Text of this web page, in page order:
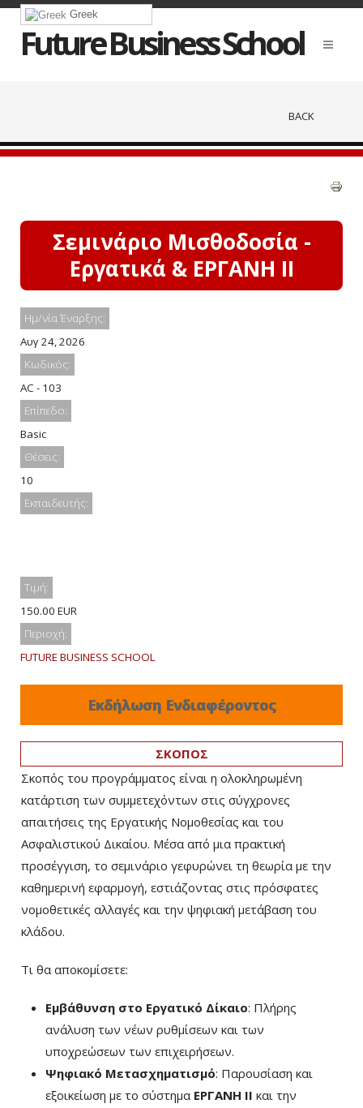
Greek
Future Business School
BACK
Σεμινάριο Μισθοδοσία -
Εργατικά & ΕΡΓΑΝΗ ΙΙ
Ημ/νία Έναρξης:
Αυγ 24, 2026
Κωδικός:
AC - 103
Επίπεδο:
Basic
Θέσεις:
10
Εκπαιδευτής:
Τιμή:
150.00 EUR
Περιοχή:
FUTURE BUSINESS SCHOOL
Εκδήλωση Ενδιαφέροντος
ΣΚΟΠΟΣ
Σκοπός του προγράμματος είναι η ολοκληρωμένη
κατάρτιση των συμμετεχόντων στις σύγχρονες
απαιτήσεις της Εργατικής Νομοθεσίας και του
Ασφαλιστικού Δικαίου. Μέσα από μια πρακτική
προσέγγιση, το σεμινάριο γεφυρώνει τη θεωρία με την
καθημερινή εφαρμογή, εστιάζοντας στις πρόσφατες
νομοθετικές αλλαγές και την ψηφιακή μετάβαση του
κλάδου.
Τι θα αποκομίσετε:
Εμβάθυνση στο Εργατικό Δίκαιο: Πλήρης
ανάλυση των νέων ρυθμίσεων και των
υποχρεώσεων των επιχειρήσεων.
Ψηφιακό Μετασχηματισμό: Παρουσίαση και
εξοικείωση με το σύστημα ΕΡΓΑΝΗ ΙΙ και την